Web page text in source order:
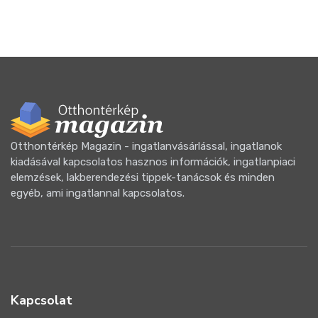
Otthontérkép Magazin - ingatlanvásárlással, ingatlanok
kiadásával kapcsolatos hasznos információk, ingatlanpiaci
elemzések, lakberendezési tippek-tanácsok és minden
egyéb, ami ingatlannal kapcsolatos.
Kapcsolat